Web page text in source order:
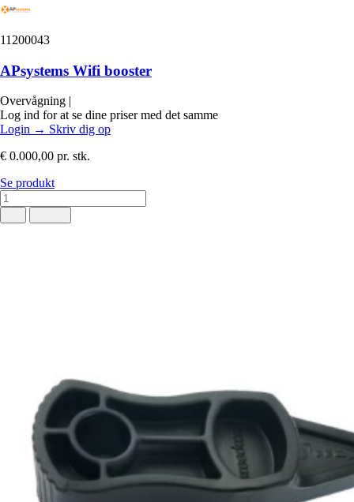
11200043
APsystems Wifi booster
Overvågning
Log ind for at se dine priser med det samme
Login → Skriv dig op
€ 0.000,00 pr. stk.
Se produkt